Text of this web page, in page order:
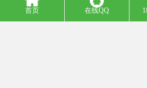
首页 在线QQ